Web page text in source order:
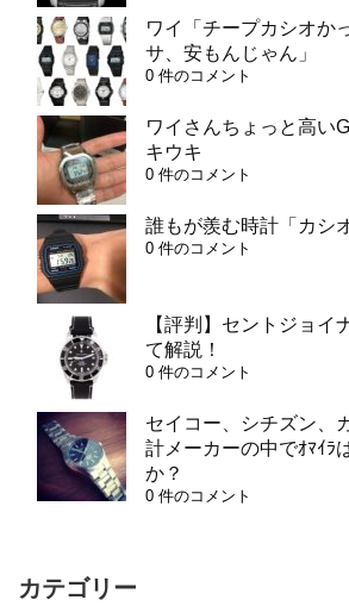
ワイ「チープカシオか
サ、安もんじゃん」
0 件のコメント
ワイさんちょっと高い
キウキ
0 件のコメント
誰もが羨む時計「カシ
0 件のコメント
【評判】セントジョイ
て解説！
0 件のコメント
セイコー、シチズン、
計メーカーの中でｵﾏｲﾗ
か？
0 件のコメント
カテゴリー